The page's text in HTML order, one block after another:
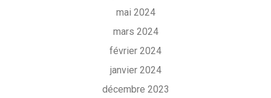
mai 2024
mars 2024
février 2024
janvier 2024
décembre 2023